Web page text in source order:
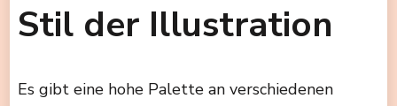
Stil der Illustration
Es gibt eine hohe Palette an verschiedenen